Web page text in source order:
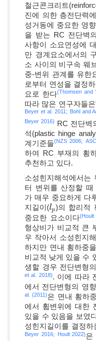
철근콘크리트
진에 의한 층전단력
성거동에 중요한 영
을 받는 RC 전단벽
사항이 소요연성에
만 경계요소에서의
소 사이의 비구속 웨
중-변위 관계를 유한
로부터 연성을 결정
요로 한다(Thomsen and
따라 많은 연구자들은
Beyer et al. 2011;
Bohl and
Beyer 2016) RC 전단벽
석(plastic hinge
계기준들(NZS 2006;
하여 RC 부재의 횡
추천하고 있다.
소성힌지해석에서는
터 변위를 산정할 때
가 매우 중요하게 다
지길이(lp
lp)의 합리적
중요한 요소이다(Hoult
형상비가 비교적 큰
우 작아서 소성힌지
하지만 면내 횡하중
비교적 낮게 있을 수
생할 경우 전단변형
et al. 2018). 이에 따라
에서 전단변형의 영
al. (2011)은 면내 횡하
에서 휨변위에 대한
있을 수 있음을 보였
성힌지길이를 결정
Beyer 2016;
Hoult 2022)은